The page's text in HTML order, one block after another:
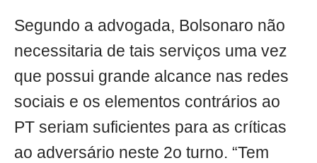
Segundo a advogada, Bolsonaro não
necessitaria de tais serviços uma vez
que possui grande alcance nas redes
sociais e os elementos contrários ao
PT seriam suficientes para as críticas
ao adversário neste 2o turno. “Tem